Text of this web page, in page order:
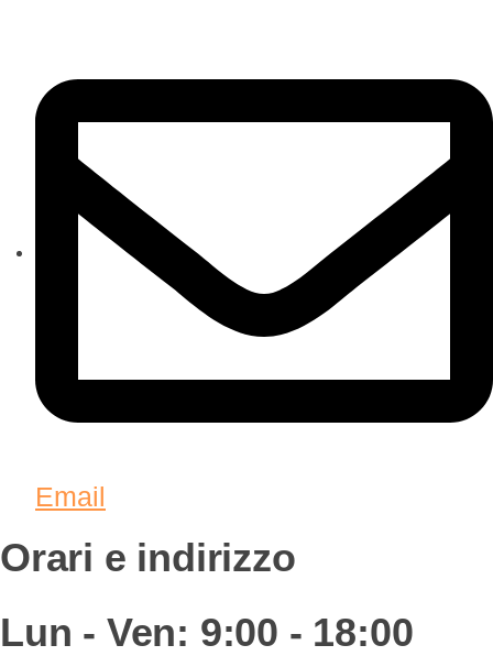
Email
Orari e indirizzo
Lun - Ven: 9:00 - 18:00